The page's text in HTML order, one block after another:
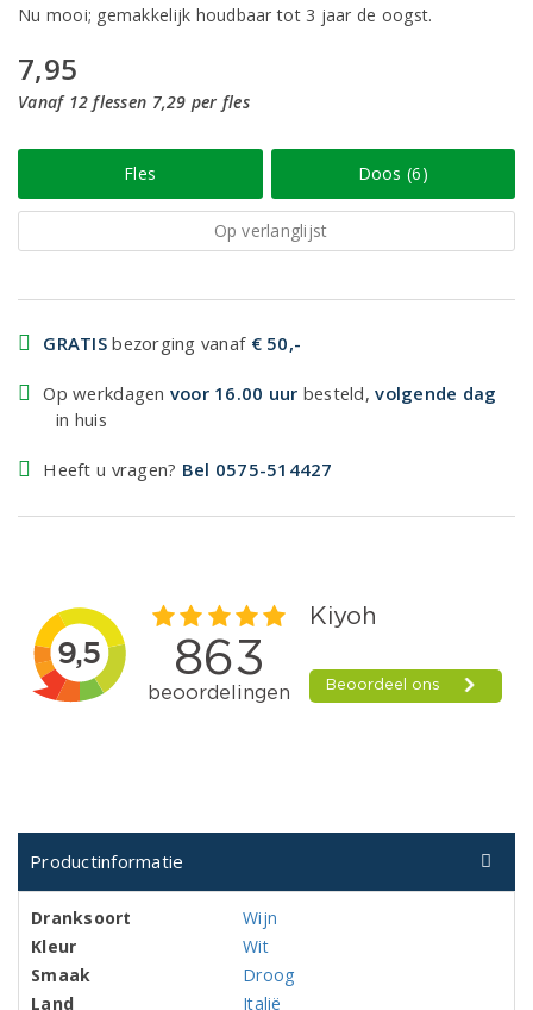
Nu mooi; gemakkelijk houdbaar tot 3 jaar de oogst.
7,95
Vanaf 12 flessen 7,29 per fles
Fles Doos (6)
Op verlanglijst
GRATIS bezorging vanaf € 50,-
Op werkdagen voor 16.00 uur besteld,volgende dag
in huis
Heeft u vragen? Bel 0575-514427
Productinformatie
Dranksoort
Wijn
Kleur
Wit
Smaak
Droog
Land
Italië